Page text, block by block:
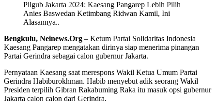
Pilgub Jakarta 2024: Kaesang Pangarep Lebih Pilih
Anies Baswedan Ketimbang Ridwan Kamil, Ini
Alasannya..
Bengkulu, Neinews.Org – Ketum Partai Solidaritas Indonesia
Kaesang Pangarep mengatakan dirinya siap menerima pinangan
Partai Gerindra sebagai calon gubernur Jakarta.
Pernyataan Kaesang saat merespons Wakil Ketua Umum Partai
Gerindra Habiburokhman. Habib menyebut adik seorang Wakil
Presiden terpilih Gibran Rakabuming Raka itu masuk opsi gubernur
Jakarta calon calon dari Gerindra.